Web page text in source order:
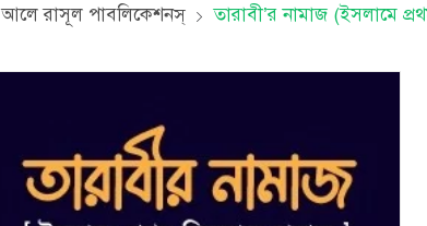
আলে রাসূল পাবলিকেশনস্ তারাবী’র নামাজ (ইসলামে